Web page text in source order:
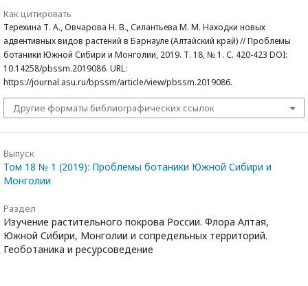
Как цитировать
Терехина Т. А., Овчарова Н. В., Силантьева М. М. Находки новых
адвентивных видов растений в Барнауле (Алтайский край) // Проблемы
ботаники Южной Сибири и Монголии, 2019. Т. 18, № 1. С. 420-423 DOI:
10.14258/pbssm.2019086. URL:
https://journal.asu.ru/bpssm/article/view/pbssm.2019086.
Другие форматы библиографических ссылок
Выпуск
Том 18 № 1 (2019): Проблемы ботаники Южной Сибири и
Монголии
Раздел
Изучение растительного покрова России. Флора Алтая,
Южной Сибири, Монголии и сопредельных территорий.
Геоботаника и ресурсоведение